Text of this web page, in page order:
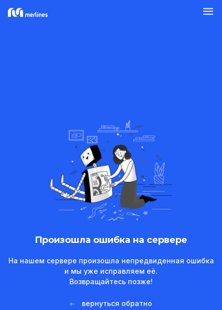
Произошла ошибка на сервере
На нашем сервере произошла непредвиденная ошибка
и мы уже исправляем её.
Возвращайтесь позже!
вернуться обратно